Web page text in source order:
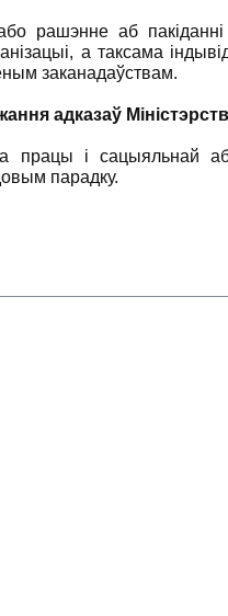
рашэнне аб
а таксама
заканадаўствам.
адказаў
працы і сацыяльнай
парадку.